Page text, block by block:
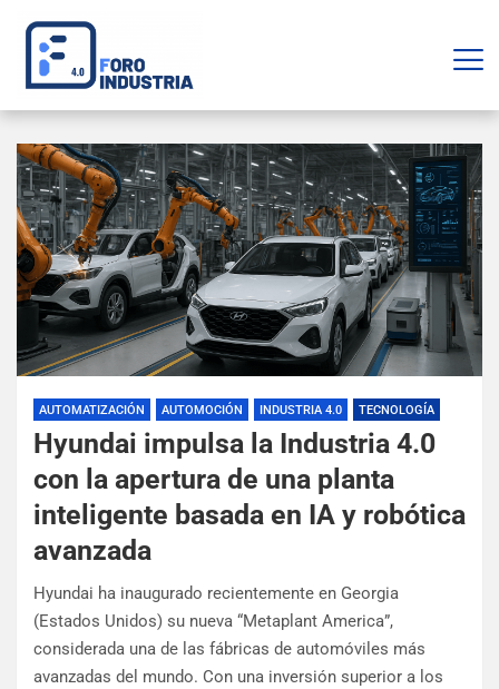
AUTOMATIZACIÓN AUTOMOCIÓN INDUSTRIA 4.0 TECNOLOGÍA
Hyundai impulsa la Industria 4.0
con la apertura de una planta
inteligente basada en IA y robótica
avanzada
Hyundai ha inaugurado recientemente en Georgia
(Estados Unidos) su nueva “Metaplant America”,
considerada una de las fábricas de automóviles más
avanzadas del mundo. Con una inversión superior a los